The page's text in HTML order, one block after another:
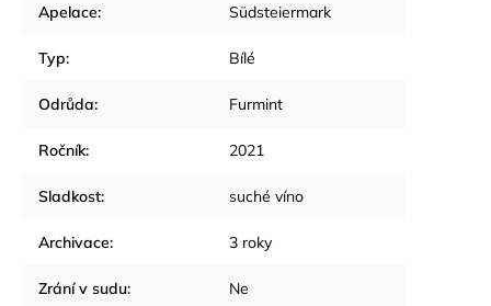
Apelace: Südsteiermark
Typ: Bílé
Odrůda: Furmint
Ročník: 2021
Sladkost: suché víno
Archivace: 3 roky
Zrání v sudu: Ne